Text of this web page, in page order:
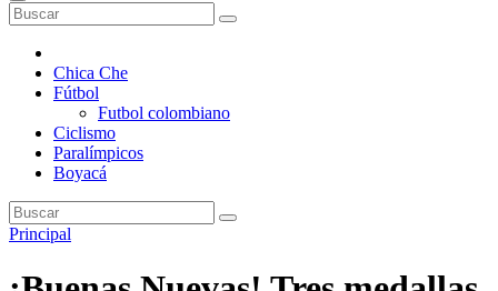
Chica Che
Fútbol
Futbol colombiano
Ciclismo
Paralímpicos
Boyacá
Principal